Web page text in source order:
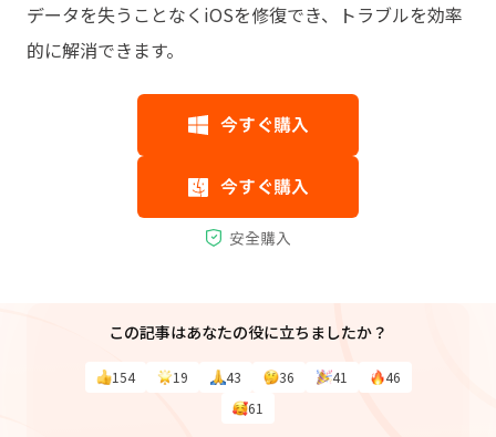
データを失うことなくiOSを修復でき、トラブルを効率
的に解消できます。
この記事はあなたの役に立ちましたか？
154 19 43 36 41
46
61